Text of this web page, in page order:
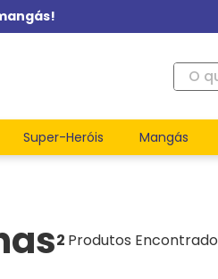
O que
Super-Heróis Mangás
2 Produtos